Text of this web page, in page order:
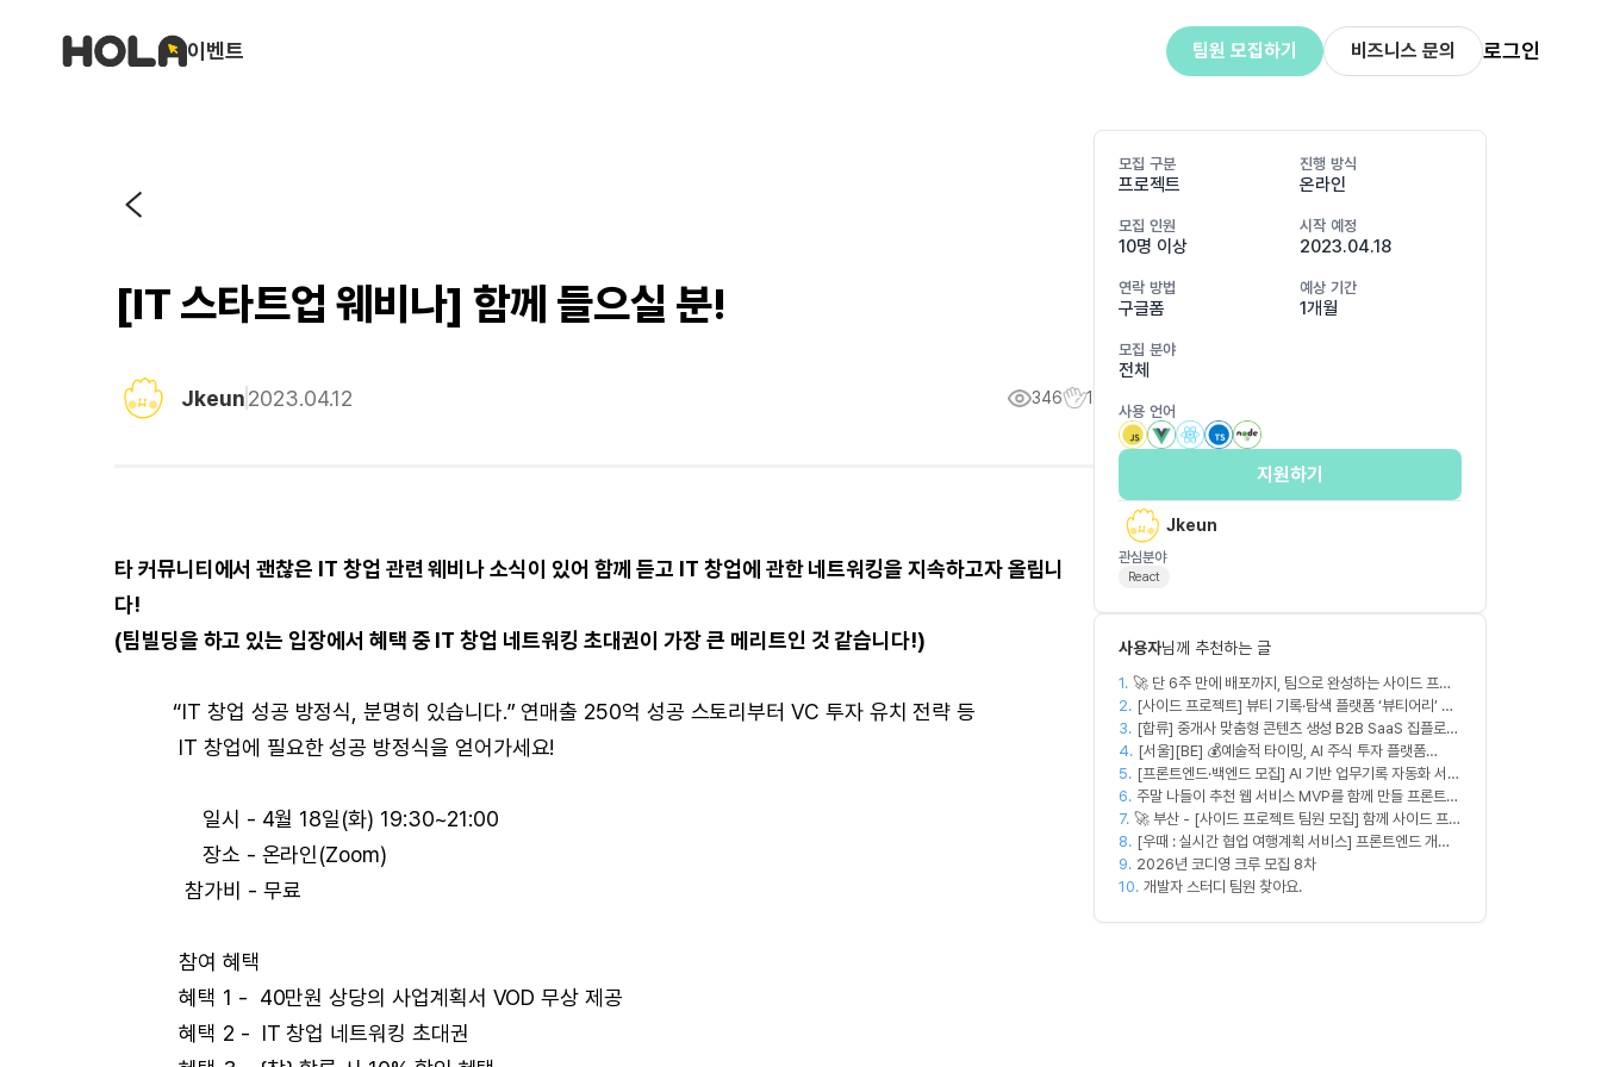
이벤트 팀원 모집하기 비즈니스 문의 로그인
[IT 스타트업 웨비나] 함께 들으실 분!
Jkeun2023.04.12 346 1
타 커뮤니티에서 괜찮은 IT 창업 관련 웨비나 소식이 있어 함께 듣고 IT 창업에 관한 네트워킹을 지속하고자 올립니
다!
(팀빌딩을 하고 있는 입장에서 혜택 중 IT 창업 네트워킹 초대권이 가장 큰 메리트인 것 같습니다!)
“IT 창업 성공 방정식, 분명히 있습니다.” 연매출 250억 성공 스토리부터 VC 투자 유치 전략 등
IT 창업에 필요한 성공 방정식을 얻어가세요!
일시 - 4월 18일(화) 19:30~21:00
장소 - 온라인(Zoom)
참가비 - 무료
참여 혜택
혜택 1 - 40만원 상당의 사업계획서 VOD 무상 제공
혜택 2 - IT 창업 네트워킹 초대권
모집 구분
프로젝트
진행 방식
온라인
모집 인원
10명 이상
시작 예정
2023.04.18
연락 방법
구글폼
예상 기간
1개월
모집 분야
전체
사용 언어
지원하기
Jkeun
관심분야
React
사용자님께 추천하는 글
1. 🚀 단 6주 만에 배포까지, 팀으로 완성하는 사이드 프로
젝트 [스위프 웹 15기] 🚀
2. [사이드 프로젝트] 뷰티 기록·탐색 플랫폼 ‘뷰티어리’ 디
자이너·프론트엔드·백엔드 팀원을 모집합니다
3. [합류] 중개사 맞춤형 콘텐츠 생성 B2B SaaS 집플로우
과 함께 하실 멤버를 모집합니다!
4. [서울][BE] 💰예술적 타이밍, AI 주식 투자 플랫폼
(Spring)
5. [프론트엔드·백엔드 모집] AI 기반 업무기록 자동화 서비
스 MVP 개발
6. 주말 나들이 추천 웹 서비스 MVP를 함께 만들 프론트엔
드/디자이너 모집합니다
7. 🚀 부산 - [사이드 프로젝트 팀원 모집] 함께 사이드 프로
젝트 진행할 팀원 모집합니다. 🚀
8. [우때 : 실시간 협업 여행계획 서비스] 프론트엔드 개발
자 팀원을 모집합니다
9. 2026년 코디영 크루 모집 8차
10. 개발자 스터디 팀원 찾아요.